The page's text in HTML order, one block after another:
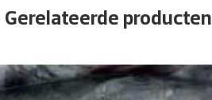
Gerelateerde producten